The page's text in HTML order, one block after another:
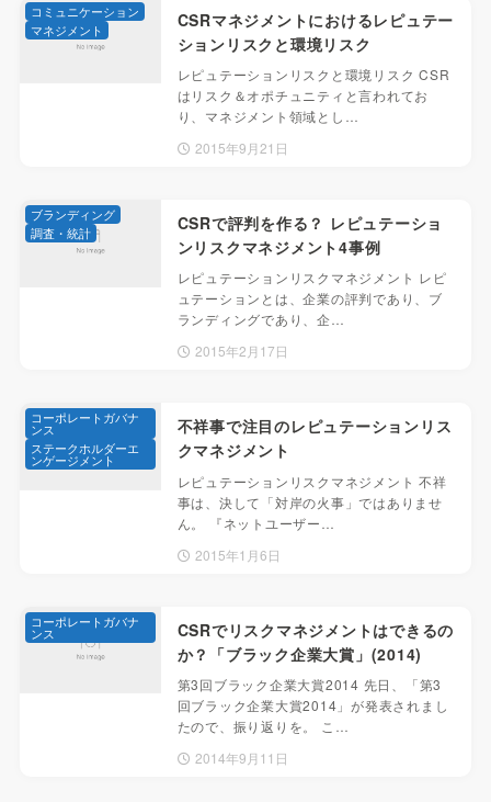
CSRマネジメントにおけるレピュテー
ションリスクと環境リスク
レピュテーションリスクと環境リスク CSR
はリスク＆オポチュニティと言われてお
り、マネジメント領域とし…
2015年9月21日
コミュニケーション
マネジメント
CSRで評判を作る？ レピュテーショ
ンリスクマネジメント4事例
レピュテーションリスクマネジメント レピ
ュテーションとは、企業の評判であり、ブ
ランディングであり、企…
2015年2月17日
ブランディング
調査・統計
不祥事で注目のレピュテーションリス
クマネジメント
レピュテーションリスクマネジメント 不祥
事は、決して「対岸の火事」ではありませ
ん。 『ネットユーザー…
2015年1月6日
コーポレートガバナ
ンス
ステークホルダーエ
ンゲージメント
CSRでリスクマネジメントはできるの
か？「ブラック企業大賞」(2014)
第3回ブラック企業大賞2014 先日、「第3
回ブラック企業大賞2014」が発表されまし
たので、振り返りを。 こ…
2014年9月11日
コーポレートガバナ
ンス